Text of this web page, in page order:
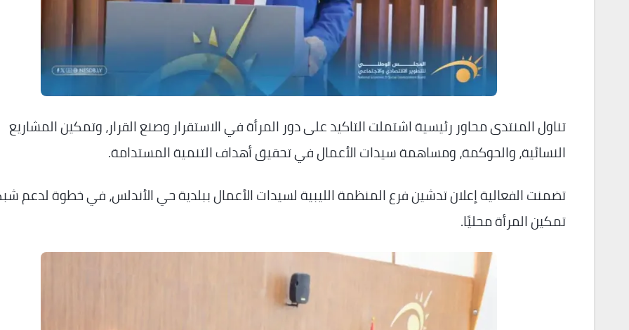
تناول المنتدى محاور رئيسية اشتملت التاكيد على دور المرأة في الاستقرار وصنع القرار، وتمكين المشاريع
النسائية، والحوكمة، ومساهمة سيدات الأعمال في تحقيق أهداف التنمية المستدامة.
تضمنت الفعالية إعلان تدشين فرع المنظمة الليبية لسيدات الأعمال ببلدية حي الأندلس، في خطوة لدعم
تمكين المرأة محليًا.